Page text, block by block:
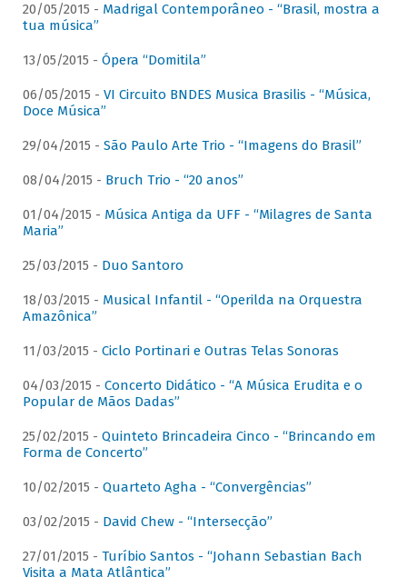
20/05/2015 - Madrigal Contemporâneo - “Brasil, mostra a
tua música”
13/05/2015 - Ópera “Domitila”
06/05/2015 - VI Circuito BNDES Musica Brasilis - “Música,
Doce Música”
29/04/2015 - São Paulo Arte Trio - “Imagens do Brasil”
08/04/2015 - Bruch Trio - “20 anos”
01/04/2015 - Música Antiga da UFF - “Milagres de Santa
Maria”
25/03/2015 - Duo Santoro
18/03/2015 - Musical Infantil - “Operilda na Orquestra
Amazônica”
11/03/2015 - Ciclo Portinari e Outras Telas Sonoras
04/03/2015 - Concerto Didático - “A Música Erudita e o
Popular de Mãos Dadas”
25/02/2015 - Quinteto Brincadeira Cinco - “Brincando em
Forma de Concerto”
10/02/2015 - Quarteto Agha - “Convergências”
03/02/2015 - David Chew - “Intersecção”
27/01/2015 - Turíbio Santos - “Johann Sebastian Bach
Visita a Mata Atlântica”